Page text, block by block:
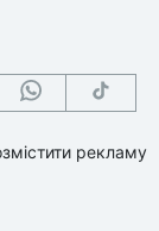
рекламу